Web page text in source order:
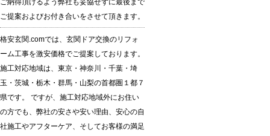
ご納得頂けるよう弊社も妥協せずに最後まで
ご提案およびお付き合いをさせて頂きます。
格安玄関.comでは、玄関ドア交換のリフォ
ーム工事を激安価格でご提案しております。
施工対応地域は、東京・神奈川・千葉・埼
玉・茨城・栃木・群馬・山梨の首都圏１都７
県です。 ですが、施工対応地域外にお住い
の方でも、弊社の安さや安い理由、安心の自
社施工やアフターケア、そしてお客様の満足